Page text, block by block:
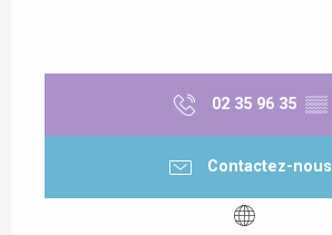
02 35 96 35 ▒▒
Contactez-nous